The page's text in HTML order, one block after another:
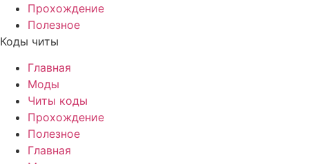
Прохождение
Полезное
Коды читы
Главная
Моды
Читы коды
Прохождение
Полезное
Главная